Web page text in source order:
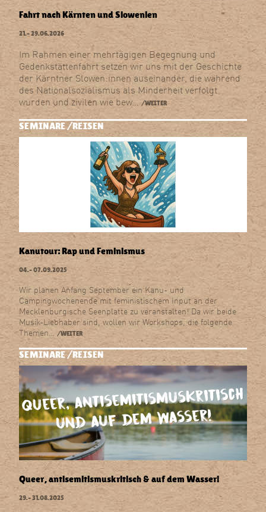
Fahrt nach Kärnten und Slowenien
21.–29.06.2026
Im Rahmen einer mehrtägigen Begegnung und
Gedenkstättenfahrt setzen wir uns mit der Geschichte
der Kärntner Slowen:innen auseinander, die während
des Nationalsozialismus als Minderheit verfolgt
wurden und zivilen wie bew… /WEITER
SEMINARE REISEN
Kanutour: Rap und Feminismus
04.–07.09.2025
Wir planen Anfang September ein Kanu- und
Campingwochenende mit feministischem Input an der
Mecklenburgische Seenplatte zu veranstalten! Da wir beide
Musik-Liebhaber sind, wollen wir Workshops, die folgende
Themen…
/WEITER
SEMINARE REISEN
Queer, antisemitismuskritisch & auf dem Wasser!
29.–31.08.2025